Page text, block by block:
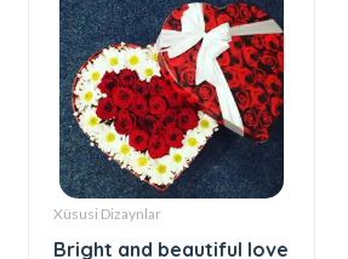
Xüsusi Dizaynlar
Bright and beautiful love